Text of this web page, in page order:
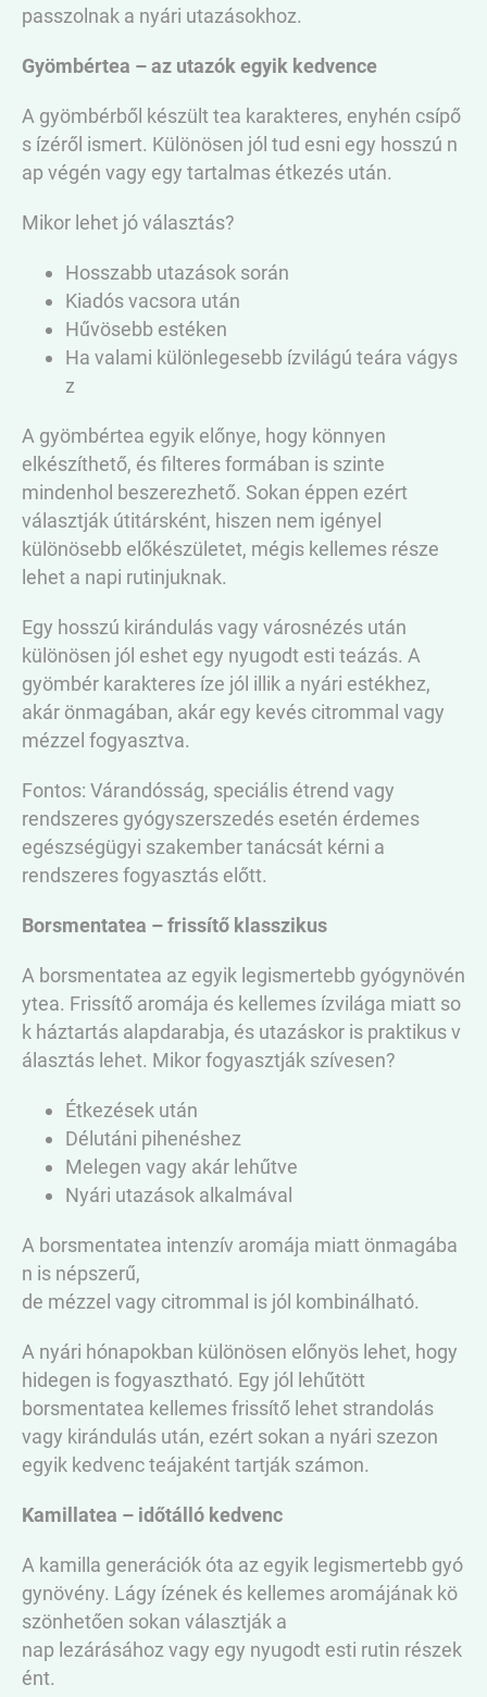
passzolnak a nyári utazásokhoz.
Gyömbértea – az utazók egyik kedvence
A gyömbérből készült tea karakteres, enyhén csípő
s ízéről ismert. Különösen jól tud esni egy hosszú n
ap végén vagy egy tartalmas étkezés után.
Mikor lehet jó választás?
Hosszabb utazások során
Kiadós vacsora után
Hűvösebb estéken
Ha valami különlegesebb ízvilágú teára vágys
z
A gyömbértea egyik előnye, hogy könnyen
elkészíthető, és filteres formában is szinte
mindenhol beszerezhető. Sokan éppen ezért
választják útitársként, hiszen nem igényel
különösebb előkészületet, mégis kellemes része
lehet a napi rutinjuknak.
Egy hosszú kirándulás vagy városnézés után
különösen jól eshet egy nyugodt esti teázás. A
gyömbér karakteres íze jól illik a nyári estékhez,
akár önmagában, akár egy kevés citrommal vagy
mézzel fogyasztva.
Fontos: Várandósság, speciális étrend vagy
rendszeres gyógyszerszedés esetén érdemes
egészségügyi szakember tanácsát kérni a
rendszeres fogyasztás előtt.
Borsmentatea – frissítő klasszikus
A borsmentatea az egyik legismertebb gyógynövén
ytea. Frissítő aromája és kellemes ízvilága miatt so
k háztartás alapdarabja, és utazáskor is praktikus v
álasztás lehet. Mikor fogyasztják szívesen?
Étkezések után
Délutáni pihenéshez
Melegen vagy akár lehűtve
Nyári utazások alkalmával
A borsmentatea intenzív aromája miatt önmagába
n is népszerű,
de mézzel vagy citrommal is jól kombinálható.
A nyári hónapokban különösen előnyös lehet, hogy
hidegen is fogyasztható. Egy jól lehűtött
borsmentatea kellemes frissítő lehet strandolás
vagy kirándulás után, ezért sokan a nyári szezon
egyik kedvenc teájaként tartják számon.
Kamillatea – időtálló kedvenc
A kamilla generációk óta az egyik legismertebb gyó
gynövény. Lágy ízének és kellemes aromájának kö
szönhetően sokan választják a
nap lezárásához vagy egy nyugodt esti rutin részek
ént.